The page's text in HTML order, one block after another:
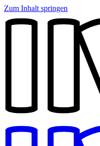
Zum Inhalt springen